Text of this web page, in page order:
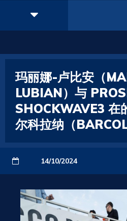
玛丽娜-卢比安（
LUBIAN）与
SHOCKWAVE3 在
尔科拉纳（
14/10/2024